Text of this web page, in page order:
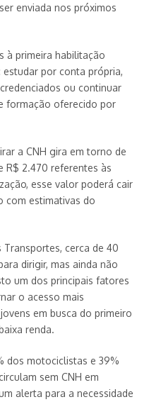
enviada nos próximos
à primeira habilitação
por conta própria,
ou continuar
formação oferecido por
a CNH gira em torno de
R$ 2.470 referentes às
esse valor poderá cair
com estimativas do
cerca de 40
dirigir, mas ainda não
um dos principais fatores
o acesso mais
em busca do primeiro
renda.
dos motociclistas e 39%
sem CNH em
alerta para a necessidade